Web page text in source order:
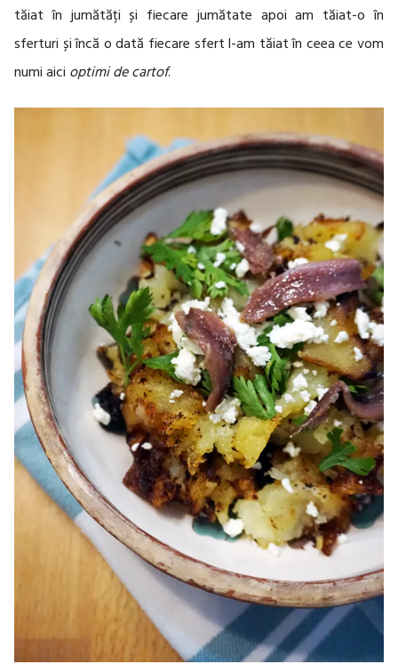
tăiat în jumătăți și fiecare jumătate apoi am tăiat-o în
sferturi și încă o dată fiecare sfert l-am tăiat în ceea ce vom
numi aici optimi de cartof.